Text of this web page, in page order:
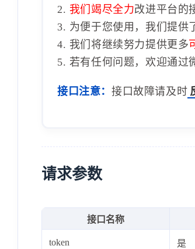
2. 我们竭尽全力改进平台的
3. 为便于您使用，我们提供
4. 我们将继续努力提供更多
5. 若有任何问题，欢迎通过
接口注意： 接口故障请及时
请求参数
接口名称
token 是